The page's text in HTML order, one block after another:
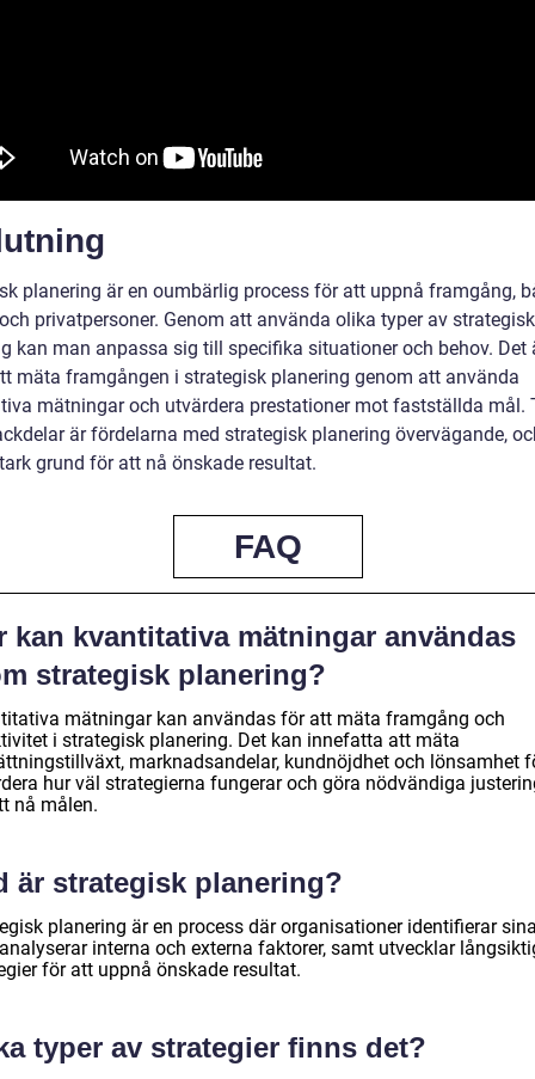
planering är en oumbärlig process för att uppnå framgång,
privatpersoner. Genom att använda olika typer av strategisk
kan man anpassa sig till specifika situationer och behov. Det
mäta framgången i strategisk planering genom att använda
mätningar och utvärdera prestationer mot fastställda mål.
är fördelarna med strategisk planering övervägande,
grund för att nå önskade resultat.
FAQ
kan kvantitativa mätningar användas
strategisk planering?
mätningar kan användas för att mäta framgång och
i strategisk planering. Det kan innefatta att mäta
marknadsandelar, kundnöjdhet och lönsamhet
hur väl strategierna fungerar och göra nödvändiga
nå målen.
är strategisk planering?
planering är en process där organisationer identifierar
interna och externa faktorer, samt utvecklar
för att uppnå önskade resultat.
typer av strategier finns det?